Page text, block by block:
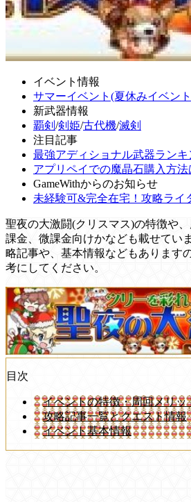
イベント情報
サマーイベント(夏休みイベン
新武器情報
覇剣 /剣姫/古代機/滅剣
注目記事
最強アディショナル武器ランキ
アプリペイでの魔晶石購入方法
GameWithからのお知らせ
未経験可&完全在宅！攻略ライ
聖夜の大激闘(クリスマス)の特徴や
課金、微課金向けかなども載せてい
略記事や、基本情報などもあります
考にしてください。
目次
イベントの特徴・周回メリッ
攻略記事一覧とクエスト情報
イベント基本情報